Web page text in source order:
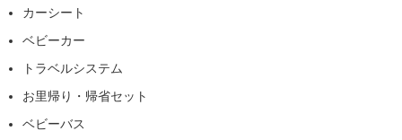
カーシート
ベビーカー
トラベルシステム
お里帰り・帰省セット
ベビーバス